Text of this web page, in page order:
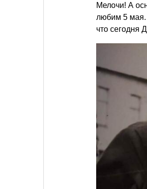
Мелочи! А
любим 5 мая.
что сегодня